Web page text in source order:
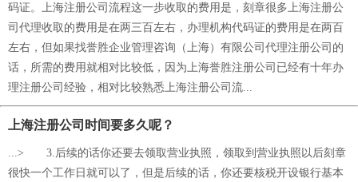
码证。上海注册公司流程这一步收取的费用是，刻章很多上海注册公
司代理收取的费用是在两三百左右，办理机构代码证的费用是在两百
左右，但如果找誉胜企业管理咨询（上海）有限公司代理注册公司的
话，所需的费用就相对比较低，因为上海誉胜注册公司已经有十年办
理注册公司经验，相对比较熟悉上海注册公司流...
上海注册公司时间要多久呢？
...> 3.后续的话你还要去领取营业执照，领取到营业执照以后刻章
很快一个工作日就可以了，但是后续的话，你还要核税开设银行基本